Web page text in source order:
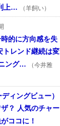
上…
（羊飼い）
的に方向感を失
トレンド継続は変
ング…
（今井雅
ィングビュー）
？ 人気のチャー
ココに！